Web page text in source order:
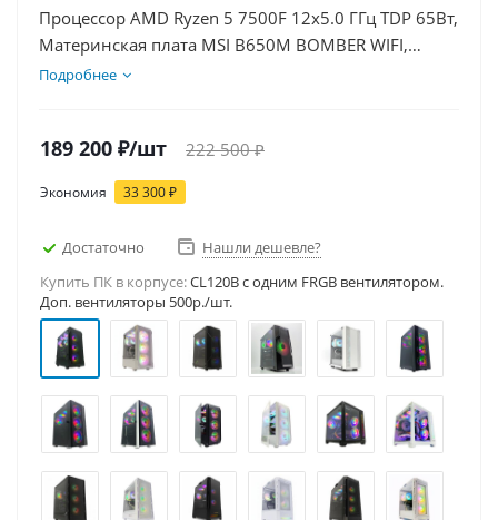
Процессор AMD Ryzen 5 7500F 12x5.0 ГГц TDP 65Вт,
Материнская плата MSI B650M BOMBER WIFI,
Видеокарта RTX 5060Ti 16Гб, Память DDR5 64Gb,
Подробнее
189 200 ₽/шт 222 500₽
Экономия 33 300₽
Достаточно
Нашли дешевле?
Купить ПК в корпусе:CL120B c одним FRGB вентилятором.
Доп. вентиляторы 500р./шт.